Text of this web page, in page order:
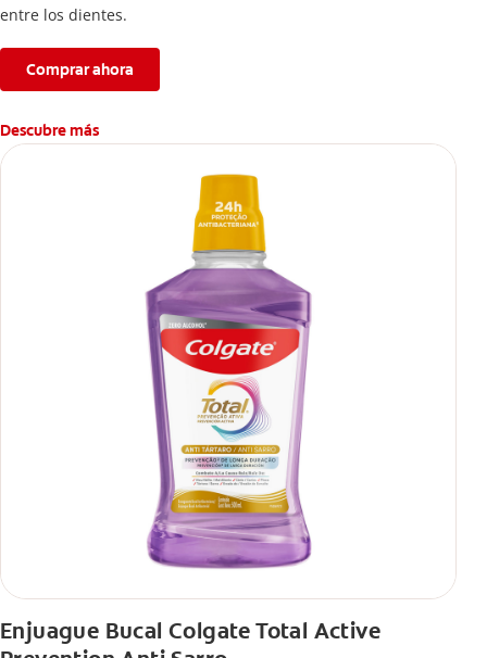
entre los dientes.
Comprar ahora
Descubre más
Enjuague Bucal Colgate Total Active